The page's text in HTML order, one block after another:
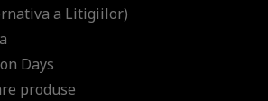
a Litigiilor)
Days
produse